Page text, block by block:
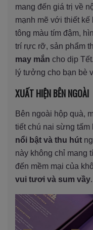
mang đến giá trị về
mạnh mẽ với thiết
tông màu tím đậm,
trí rực rỡ, sản phẩm
may mắn cho dịp
lý tưởng cho bạn bè
XUẤT HIỆN BÊN NGOÀI
Bên ngoài hộp quà,
tiết chú nai sừng tấm
nổi bật và thu hút
này không chỉ mang
đến mềm mại của
vui tươi và sum vầy.